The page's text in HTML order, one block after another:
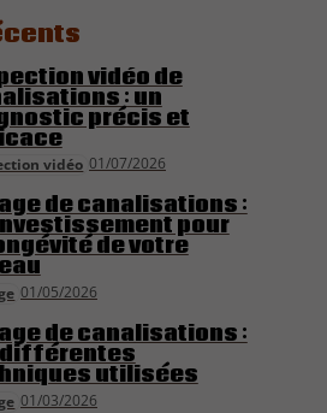
vidéo 01/07/2026
vidéo de
: un
précis et
01/05/2026
de canalisations :
pour
de votre
01/03/2026
de canalisations :
utilisées